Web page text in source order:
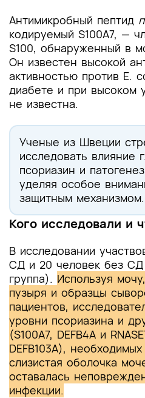
Антимикробный пептид
кодируемый S100A7, —
S100, обнаруженный в
Он известен высокой
активностью против E.
диабете и при высоком
не известна.
Ученые из Швеции
исследовать влияние
псориазин и
уделяя особое
защитным механизмом.
Кого исследовали и
В исследовании
СД и 20 человек без СД
группа). Используя
пузыря и образцы
пациентов,
уровни псориазина и
(S100A7, DEFB4A и
DEFB103A),
слизистая оболочка
оставалась
инфекции.